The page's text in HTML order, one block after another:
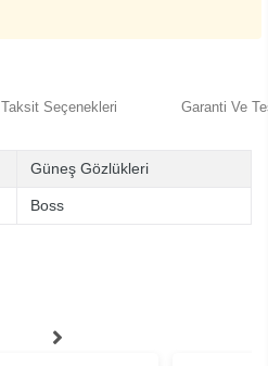
Taksit Seçenekleri Garanti Ve
Güneş Gözlükleri
Boss